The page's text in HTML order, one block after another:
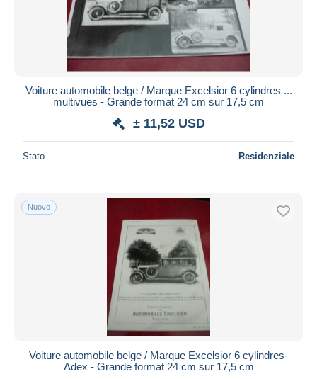
Venduti
Tutte le durate
Chiude fra ora
Prezzo
Spedizione gratuita
Metodi di pagamento
Bonifico bancario
Mastercard
Bancontact
Maestro
Voiture automobile belge / Marque Excelsior 6 cylindres ...
multivues - Grande format 24 cm sur 17,5 cm
± 11,52 USD
Stato Residenziale
Nuovo
Voiture automobile belge / Marque Excelsior 6 cylindres-
Adex - Grande format 24 cm sur 17,5 cm